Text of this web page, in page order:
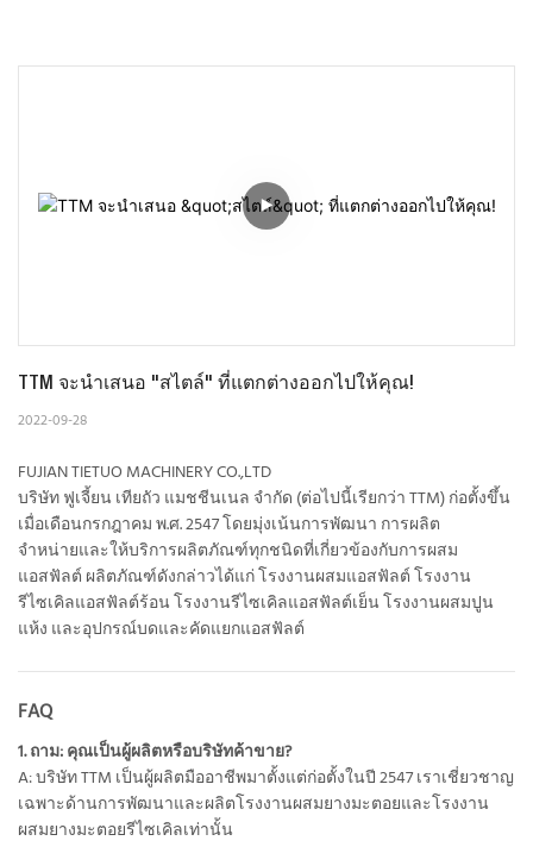
TTM จะนำเสนอ "สไตล์" ที่แตกต่างออกไปให้คุณ!
2022-09-28
FUJIAN TIETUO MACHINERY CO.,LTD
บริษัท ฟูเจี้ยน เทียถัว แมชชีนเนล จำกัด (ต่อไปนี้เรียกว่า TTM) ก่อตั้งขึ้น
เมื่อเดือนกรกฎาคม พ.ศ. 2547 โดยมุ่งเน้นการพัฒนา การผลิต
จำหน่ายและให้บริการผลิตภัณฑ์ทุกชนิดที่เกี่ยวข้องกับการผสม
แอสฟัลต์ ผลิตภัณฑ์ดังกล่าวได้แก่ โรงงานผสมแอสฟัลต์ โรงงาน
รีไซเคิลแอสฟัลต์ร้อน โรงงานรีไซเคิลแอสฟัลต์เย็น โรงงานผสมปูน
แห้ง และอุปกรณ์บดและคัดแยกแอสฟัลต์
FAQ
1. ถาม: คุณเป็นผู้ผลิตหรือบริษัทค้าขาย?
A: บริษัท TTM เป็นผู้ผลิตมืออาชีพมาตั้งแต่ก่อตั้งในปี 2547 เราเชี่ยวชาญ
เฉพาะด้านการพัฒนาและผลิตโรงงานผสมยางมะตอยและโรงงาน
ผสมยางมะตอยรีไซเคิลเท่านั้น